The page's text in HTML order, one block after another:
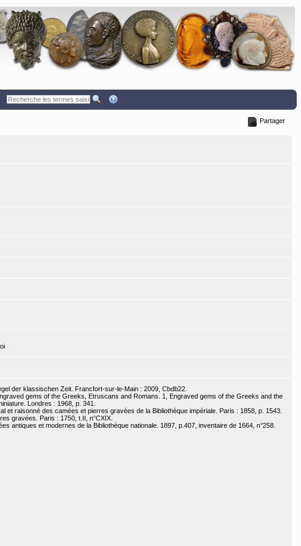
Partager
der klassischen Zeit. Francfort-sur-le-Main : 2009, Cbdb22.
gems of the Greeks, Etruscans and Romans. 1, Engraved gems of the Greeks and the
Londres : 1968, p. 341.
et raisonné des camées et pierres gravées de la Bibliothèque impériale. Paris : 1858, p. 1543.
gravées. Paris : 1750, t.II, n°CXIX.
antiques et modernes de la Bibliothèque nationale. 1897, p.407, inventaire de 1664, n°258.